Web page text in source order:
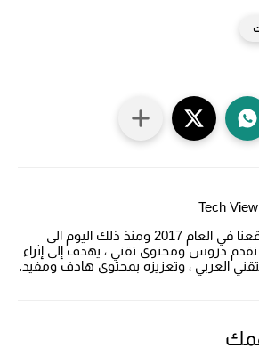
انطلق موقعنا في العام 2017 ومنذ ذلك اليوم الى
نقدم دروس ومحتوى تقني ، يهدف إلى إثراء
العربي ، وتعزيزه بمحتوى هادف ومفيد.